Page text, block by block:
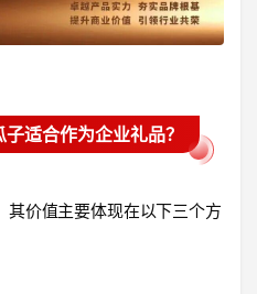
适合作为企业礼品？
价值主要体现在以下三个方